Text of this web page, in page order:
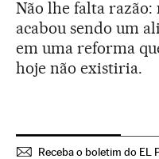
Não lhe falta
acabou sendo um
em uma reforma
hoje não existiria.
Receba o boletim do EL